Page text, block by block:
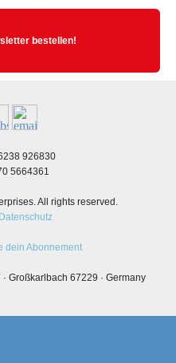
bestellen!
926830
5664361
All rights reserved.
Datenschutz
dein Abonnement
Großkarlbach 67229 · Germany